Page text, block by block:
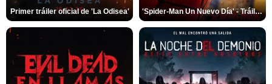
Primer tráiler oficial de 'La Odisea' 'Spider-Man Un Nuevo Día' - Tráiler oficial subtitulado